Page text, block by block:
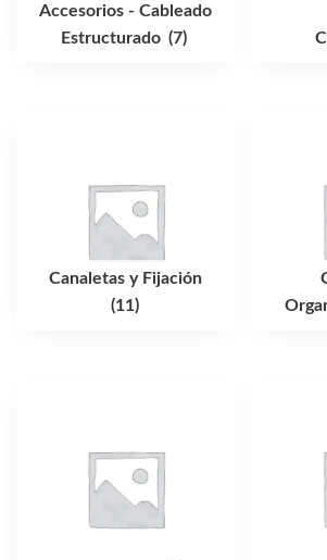
Accesorios - Cableado
Estructurado (7)
Canaletas y Fijación
(11)